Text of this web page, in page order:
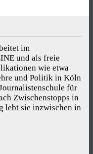
im
und als freie
wie etwa
und Politik in Köln
für
Zwischenstopps in
lebt sie inzwischen in